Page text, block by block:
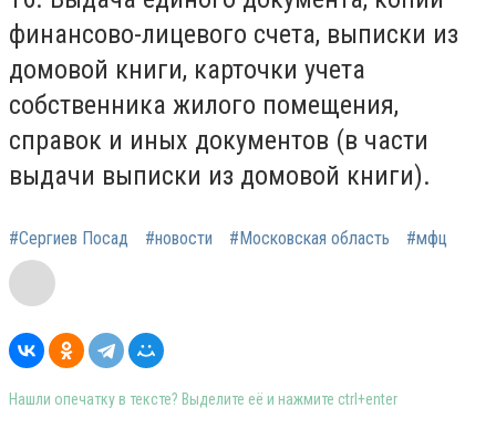
финансово-лицевого счета, выписки из
домовой книги, карточки учета
собственника жилого помещения,
справок и иных документов (в части
выдачи выписки из домовой книги).
#Сергиев Посад #новости #Московская область #мфц
Нашли опечатку в тексте? Выделите её и нажмите ctrl+enter